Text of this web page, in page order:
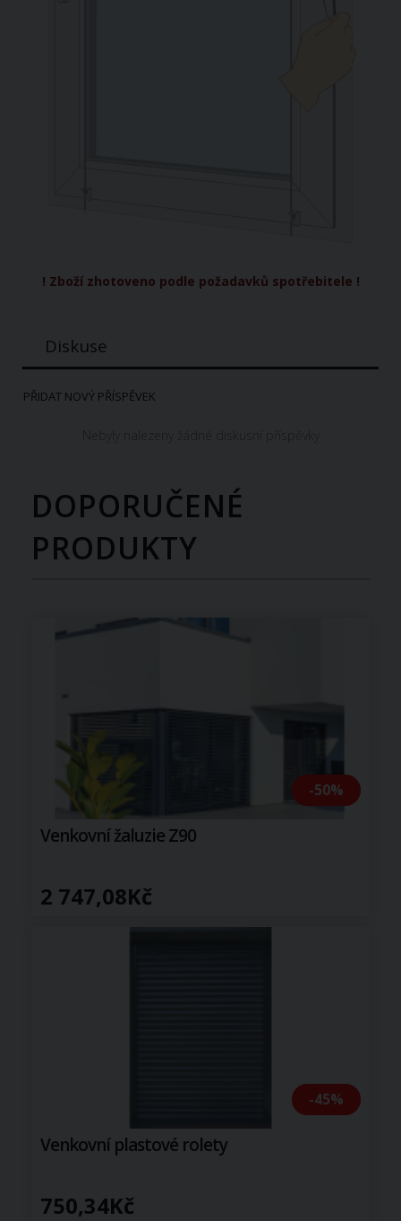
! Zboží zhotoveno podle požadavků spotřebitele !
Diskuse
PŘIDAT NOVÝ PŘÍSPĚVEK
DOPORUČENÉ
PRODUKTY
-50%
Venkovní žaluzie Z90
2 747,08Kč
-45%
Venkovní plastové rolety
750,34Kč